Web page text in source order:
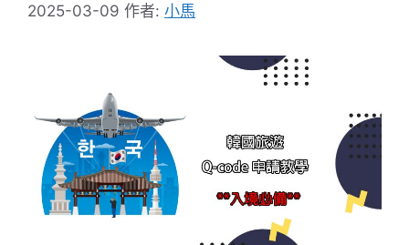
2025-03-09 作者: 小馬